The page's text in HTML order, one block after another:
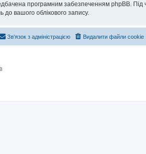
програмним забезпеченням phpBB. Під
вашого облікового запису.
Видалити файли cookie
Зв'язок з адміністрацією